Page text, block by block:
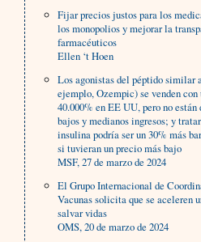
Fijar precios justos para los
los monopolios y mejorar la
farmacéuticos
Ellen ‘t Hoen
Los agonistas del péptido similar
ejemplo, Ozempic) se venden
40.000% en EE UU, pero no
bajos y medianos ingresos; y
insulina podría ser un 30% más
si tuvieran un precio más bajo
MSF, 27 de marzo de 2024
El Grupo Internacional de
Vacunas solicita que se aceleren
salvar vidas
OMS, 20 de marzo de 2024